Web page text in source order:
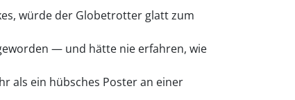
würde der Globetrotter glatt zum
— und hätte nie erfahren, wie
als ein hübsches Poster an einer